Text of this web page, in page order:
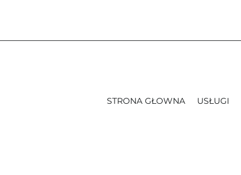
STRONA GŁOWNA USŁUGI